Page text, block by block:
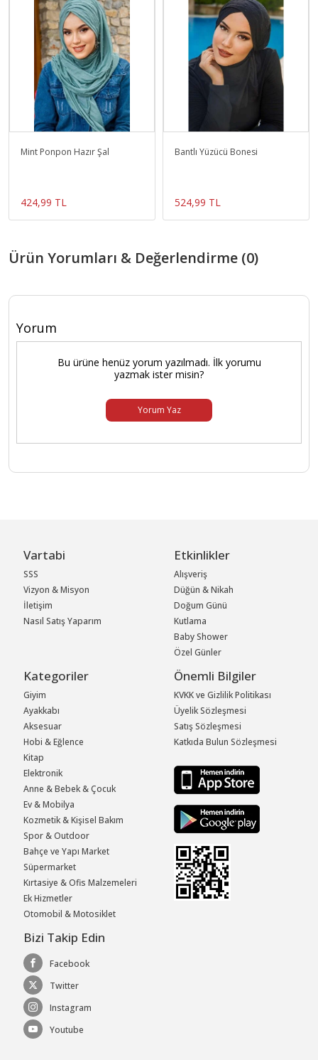
Mint Ponpon Hazır Şal
424,99 TL
Bantlı Yüzücü Bonesi
524,99 TL
Ürün Yorumları & Değerlendirme (0)
Yorum
Bu ürüne henüz yorum yazılmadı. İlk yorumu
yazmak ister misin?
Yorum Yaz
Vartabi
SSS
Vizyon & Misyon
İletişim
Nasıl Satış Yaparım
Etkinlikler
Alışveriş
Düğün & Nikah
Doğum Günü
Kutlama
Baby Shower
Özel Günler
Kategoriler
Giyim
Ayakkabı
Aksesuar
Hobi & Eğlence
Kitap
Elektronik
Anne & Bebek & Çocuk
Ev & Mobilya
Kozmetik & Kişisel Bakım
Spor & Outdoor
Bahçe ve Yapı Market
Süpermarket
Kırtasiye & Ofis Malzemeleri
Ek Hizmetler
Otomobil & Motosiklet
Önemli Bilgiler
KVKK ve Gizlilik Politikası
Üyelik Sözleşmesi
Satış Sözleşmesi
Katkıda Bulun Sözleşmesi
Bizi Takip Edin
Facebook
Twitter
Instagram
Youtube